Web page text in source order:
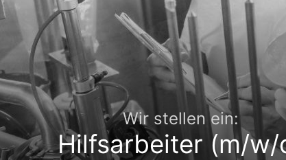
Wir stellen ein:
Hilfsarbeiter (m/w/